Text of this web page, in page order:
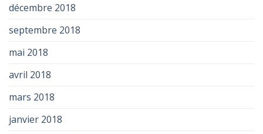
décembre 2018
septembre 2018
mai 2018
avril 2018
mars 2018
janvier 2018